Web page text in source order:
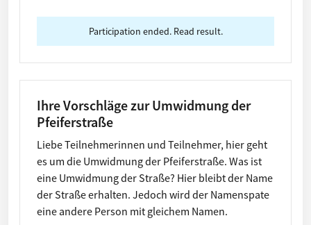
Participation ended. Read result.
Ihre Vorschläge zur Umwidmung der
Pfeiferstraße
Liebe Teilnehmerinnen und Teilnehmer, hier geht
es um die Umwidmung der Pfeiferstraße. Was ist
eine Umwidmung der Straße? Hier bleibt der Name
der Straße erhalten. Jedoch wird der Namenspate
eine andere Person mit gleichem Namen.